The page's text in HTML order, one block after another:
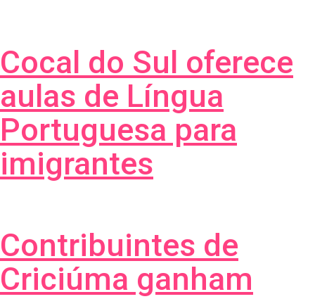
Cocal do Sul oferece
aulas de Língua
Portuguesa para
imigrantes
Contribuintes de
Criciúma ganham